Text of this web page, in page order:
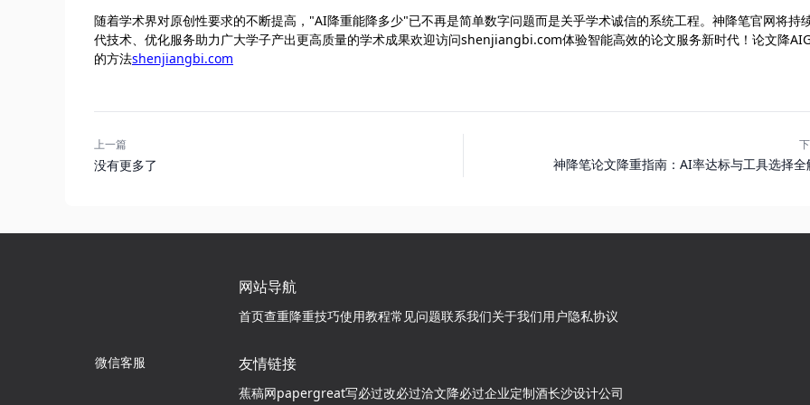
随着学术界对原创性要求的不断提高，"AI降重能降多少"已不再是简单数字问题而是关乎学术诚信的系统工程。神降笔官网将持
代技术、优化服务助力广大学子产出更高质量的学术成果欢迎访问shenjiangbi.com体验智能高效的论文服务新时代！论文降
的方法shenjiangbi.com
上一篇
没有更多了 神降笔论文降重指南：AI率达标与工具选择全
微信客服
网站导航
首页查重降重技巧使用教程常见问题联系我们关于我们用户隐私协议
友情链接
蕉稿网papergreat写必过改必过洽文降必过企业定制酒长沙设计公司